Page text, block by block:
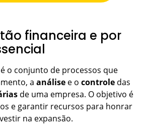
financeira e por
é o conjunto de processos que
a análise e o controle das
de uma empresa. O objetivo é
e garantir recursos para honrar
na expansão.